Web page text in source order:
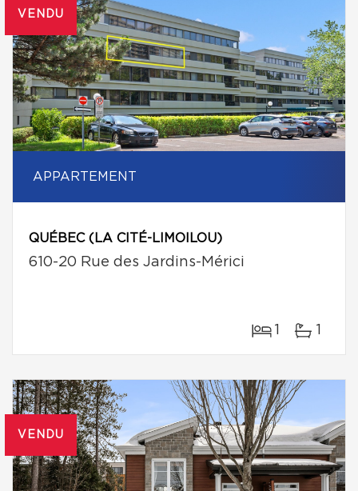
VENDU
APPARTEMENT
QUÉBEC (LA CITÉ-LIMOILOU)
610-20 Rue des Jardins-Mérici
1 1
VENDU